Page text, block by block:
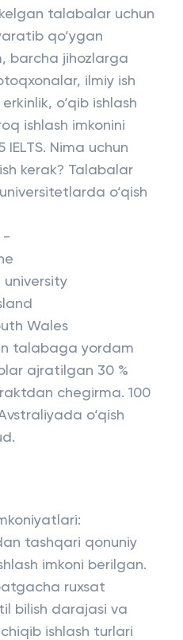
talabalar uchun
qo‘ygan
barcha jihozlarga
ilmiy ish
o‘qib ishlash
ishlash imkonini
Nima uchun
kerak? Talabalar
o‘qish
-
Wales
talabaga yordam
ajratilgan 30 %
chegirma. 100
o‘qish
tashqari qonuniy
imkoni berilgan.
ruxsat
bilish darajasi va
ishlash turlari